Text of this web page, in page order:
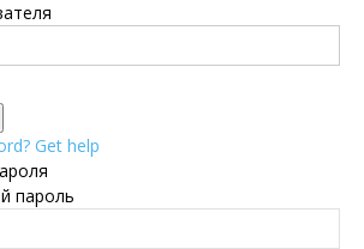
Get help
пароль